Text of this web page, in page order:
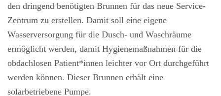
den dringend benötigten Brunnen für das neue Service-
Zentrum zu erstellen. Damit soll eine eigene
Wasserversorgung für die Dusch- und Waschräume
ermöglicht werden, damit Hygienemaßnahmen für die
obdachlosen Patient*innen leichter vor Ort durchgeführt
werden können. Dieser Brunnen erhält eine
solarbetriebene Pumpe.